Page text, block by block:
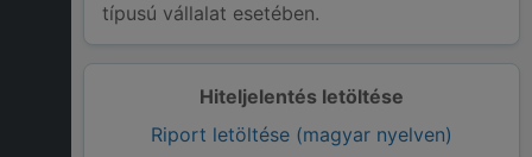
Hiteljelentés letöltése
Riport letöltése (magyar nyelven)
típusú vállalat esetében.